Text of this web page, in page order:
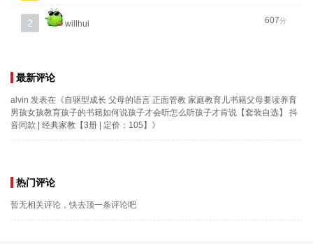
2 willhui 607分
最新评论
alvin 发表在《自驱型成长 父母的语言 正面管教 家庭教育儿书籍父母要读养育
男孩女孩教育孩子的书籍如何说孩子才会听怎么听孩子才肯说【套装自选】 抖
音同款 | 经典家教【3册 | 定价：105】 》
热门评论
暂无相关评论，快去顶一条评论吧